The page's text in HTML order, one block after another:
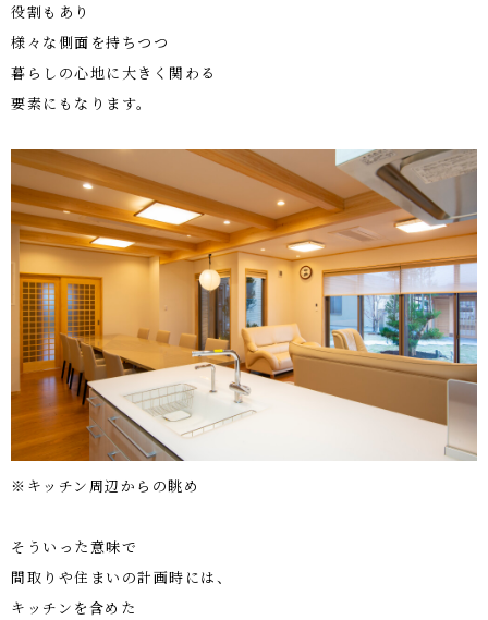
役割もあり
様々な側面を持ちつつ
暮らしの心地に大きく関わる
要素にもなります。
※キッチン周辺からの眺め
そういった意味で
間取りや住まいの計画時には、
キッチンを含めた